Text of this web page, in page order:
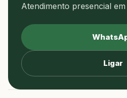
Atendimento presencial
Ligar